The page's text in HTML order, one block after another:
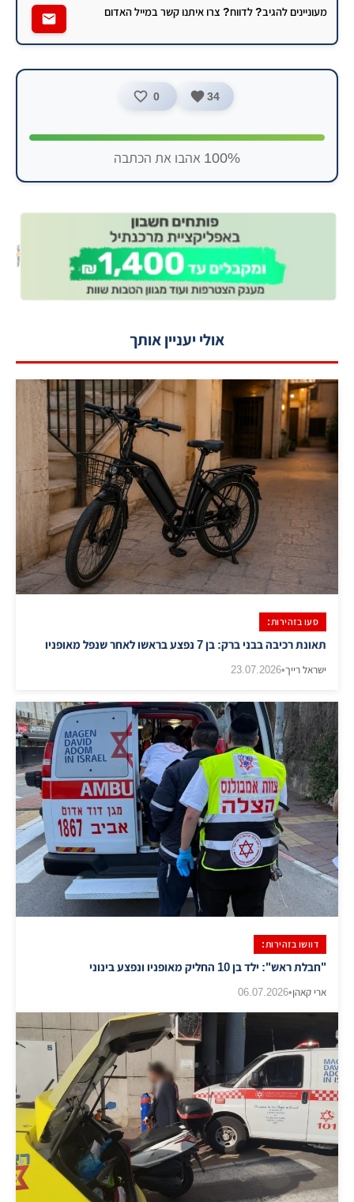
מעוניינים להגיב? לדווח? צרו איתנו קשר במייל האדום
34
0
100% אהבו את הכתבה
אולי יעניין אותך
סעו בזהירות:
תאונת רכיבה בבני ברק: בן 7 נפצע בראשו לאחר שנפל מאופניו
ישראל רייך•
23.07.2026
דוושו בזהירות:
"חבלת ראש": ילד בן 10 החליק מאופניו ונפצע בינוני
ארי קאהן•
06.07.2026